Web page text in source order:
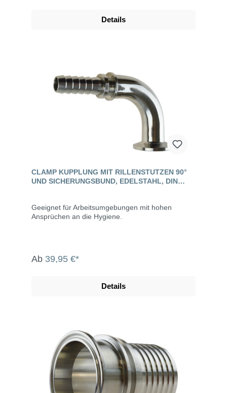
Details
CLAMP KUPPLUNG MIT RILLENSTUTZEN 90°
UND SICHERUNGSBUND, EDELSTAHL, DIN
Geeignet für Arbeitsumgebungen mit hohen
Ansprüchen an die Hygiene.
Ab 39,95 €*
Details